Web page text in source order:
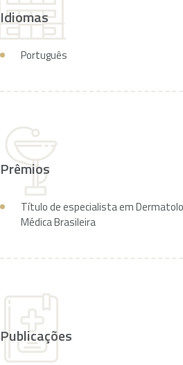
Idiomas
Português
Prêmios
Título de especialista em
Médica Brasileira
Publicações